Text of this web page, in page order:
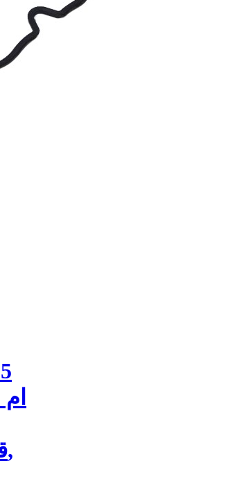
قدیم واشر درب سوپاپ MVM 315 قدیم,